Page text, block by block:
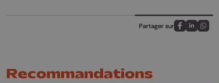
Partager sur
Partagez sur
Partagez
Recommandations